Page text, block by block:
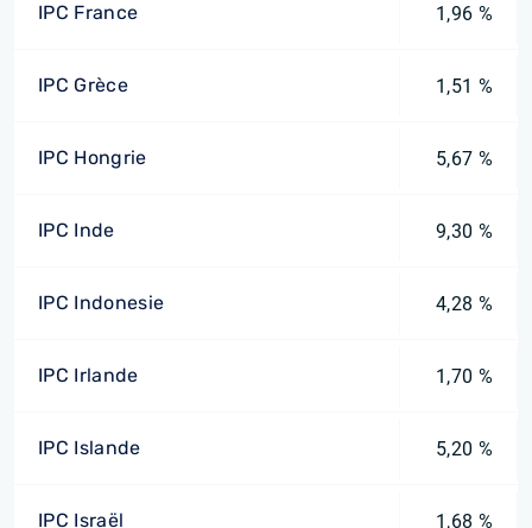
IPC France 1,96 %
IPC Grèce 1,51 %
IPC Hongrie 5,67 %
IPC Inde 9,30 %
IPC Indonesie 4,28 %
IPC Irlande 1,70 %
IPC Islande 5,20 %
IPC Israël 1,68 %